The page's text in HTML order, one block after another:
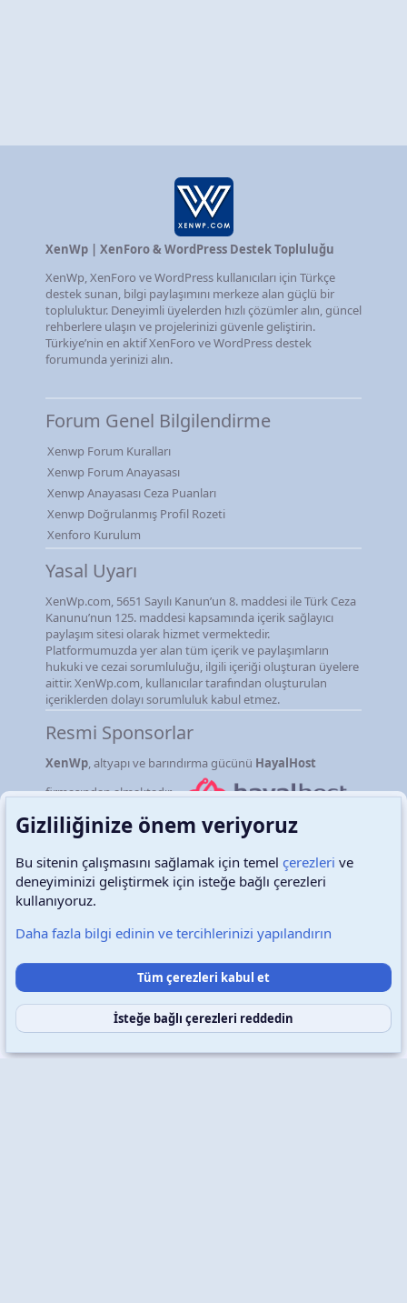
XenWp | XenForo & WordPress Destek Topluluğu
XenWp, XenForo ve WordPress kullanıcıları için Türkçe
destek sunan, bilgi paylaşımını merkeze alan güçlü bir
topluluktur. Deneyimli üyelerden hızlı çözümler alın, güncel
rehberlere ulaşın ve projelerinizi güvenle geliştirin.
Türkiye’nin en aktif XenForo ve WordPress destek
forumunda yerinizi alın.
Forum Genel Bilgilendirme
Xenwp Forum Kuralları
Xenwp Forum Anayasası
Xenwp Anayasası Ceza Puanları
Xenwp Doğrulanmış Profil Rozeti
Xenforo Kurulum
Yasal Uyarı
XenWp.com, 5651 Sayılı Kanun’un 8. maddesi ile Türk Ceza
Kanunu’nun 125. maddesi kapsamında içerik sağlayıcı
paylaşım sitesi olarak hizmet vermektedir.
Platformumuzda yer alan tüm içerik ve paylaşımların
hukuki ve cezai sorumluluğu, ilgili içeriği oluşturan üyelere
aittir. XenWp.com, kullanıcılar tarafından oluşturulan
içeriklerden dolayı sorumluluk kabul etmez.
Resmi Sponsorlar
XenWp, altyapı ve barındırma gücünü HayalHost
firmasından almaktadır.
Türkçe (TR) Çerezler
Destek talepleri Bize ulaşın Şartlar ve kurallar
Gizlilik politikası Yardım Ana sayfa
S
Copyright © 2026 XenWp Telif Hakları Saklıdır
Gizliliğinize önem veriyoruz
Bu sitenin çalışmasını sağlamak için temel çerezleri ve
deneyiminizi geliştirmek için isteğe bağlı çerezleri
kullanıyoruz.
Daha fazla bilgi edinin ve tercihlerinizi yapılandırın
Tüm çerezleri kabul et
İsteğe bağlı çerezleri reddedin